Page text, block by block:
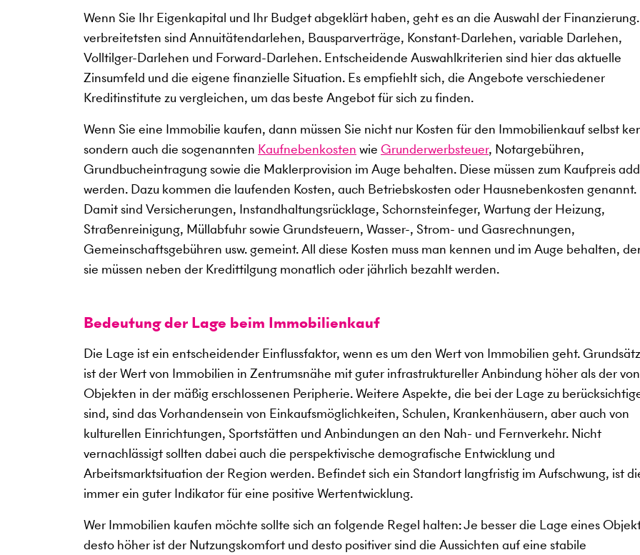
Wenn Sie Ihr Eigenkapital und Ihr Budget abgeklärt haben, geht es an die Auswahl der
verbreitetsten sind Annuitätendarlehen, Bausparverträge, Konstant-Darlehen, variable Darlehen,
Volltilger-Darlehen und Forward-Darlehen. Entscheidende Auswahlkriterien sind hier das aktuelle
Zinsumfeld und die eigene finanzielle Situation. Es empfiehlt sich, die Angebote verschiedener
Kreditinstitute zu vergleichen, um das beste Angebot für sich zu finden.
Wenn Sie eine Immobilie kaufen, dann müssen Sie nicht nur Kosten für den Immobilienkauf selbst
sondern auch die sogenannten Kaufnebenkosten wie Grunderwerbsteuer, Notargebühren,
Grundbucheintragung sowie die Maklerprovision im Auge behalten. Diese müssen zum Kaufpreis
werden. Dazu kommen die laufenden Kosten, auch Betriebskosten oder Hausnebenkosten genannt.
Damit sind Versicherungen, Instandhaltungsrücklage, Schornsteinfeger, Wartung der Heizung,
Straßenreinigung, Müllabfuhr sowie Grundsteuern, Wasser-, Strom- und Gasrechnungen,
Gemeinschaftsgebühren usw. gemeint. All diese Kosten muss man kennen und im Auge behalten,
sie müssen neben der Kredittilgung monatlich oder jährlich bezahlt werden.
Bedeutung der Lage beim Immobilienkauf
Die Lage ist ein entscheidender Einflussfaktor, wenn es um den Wert von Immobilien geht.
ist der Wert von Immobilien in Zentrumsnähe mit guter infrastruktureller Anbindung höher als der von
Objekten in der mäßig erschlossenen Peripherie. Weitere Aspekte, die bei der Lage zu
sind, sind das Vorhandensein von Einkaufsmöglichkeiten, Schulen, Krankenhäusern, aber auch von
kulturellen Einrichtungen, Sportstätten und Anbindungen an den Nah- und Fernverkehr. Nicht
vernachlässigt sollten dabei auch die perspektivische demografische Entwicklung und
Arbeitsmarktsituation der Region werden. Befindet sich ein Standort langfristig im Aufschwung, ist
immer ein guter Indikator für eine positive Wertentwicklung.
Wer Immobilien kaufen möchte sollte sich an folgende Regel halten: Je besser die Lage eines
desto höher ist der Nutzungskomfort und desto positiver sind die Aussichten auf eine stabile